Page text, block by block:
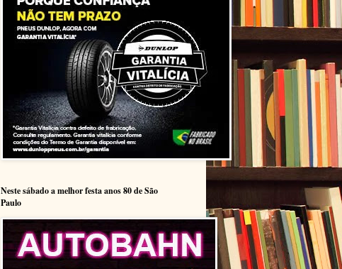
Neste sábado a melhor festa anos 80 de São
Paulo